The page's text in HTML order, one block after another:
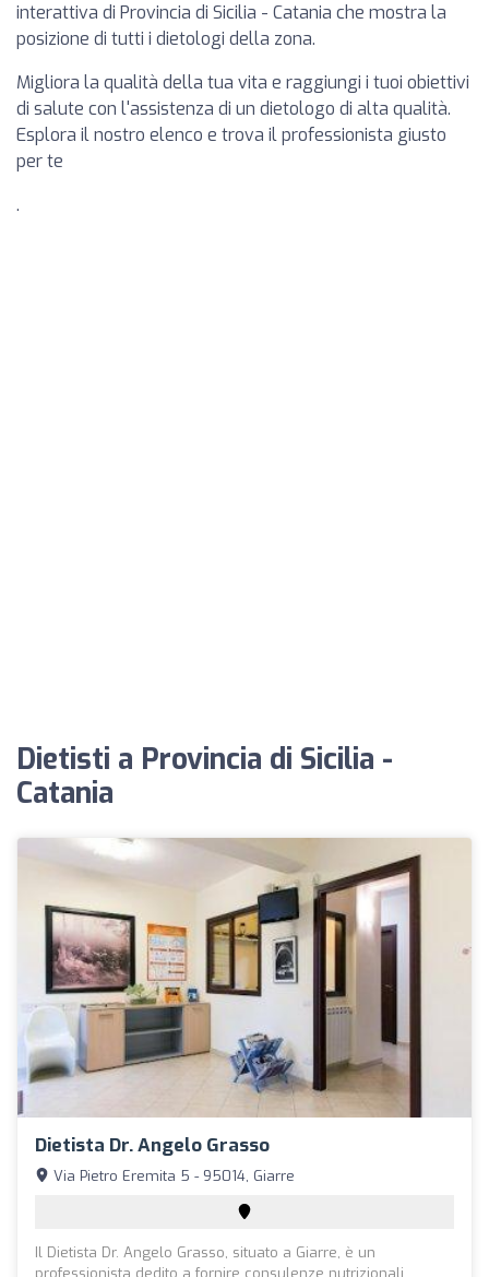
interattiva di Provincia di Sicilia - Catania che mostra la
posizione di tutti i dietologi della zona.
Migliora la qualità della tua vita e raggiungi i tuoi obiettivi
di salute con l'assistenza di un dietologo di alta qualità.
Esplora il nostro elenco e trova il professionista giusto
per te
.
Dietisti a Provincia di Sicilia -
Catania
Dietista Dr. Angelo Grasso
Via Pietro Eremita 5 - 95014, Giarre
Il Dietista Dr. Angelo Grasso, situato a Giarre, è un
professionista dedito a fornire consulenze nutrizionali